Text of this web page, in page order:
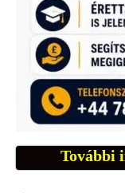
További